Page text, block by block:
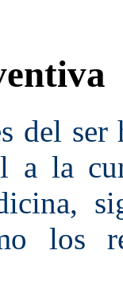
del
a la
los